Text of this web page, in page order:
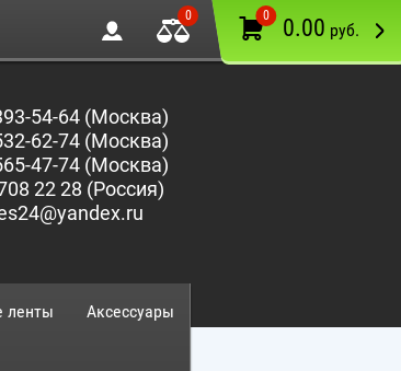
0 0.00 руб.
0
54-64 (Москва)
62-74 (Москва)
47-74 (Москва)
22 28 (Россия)
ленты
Аксессуары